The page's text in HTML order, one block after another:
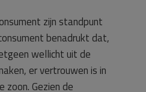
zijn standpunt
benadrukt dat,
wellicht uit de
er vertrouwen is in
zoon. Gezien de